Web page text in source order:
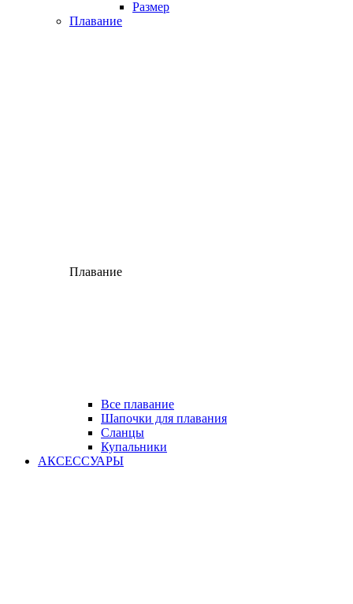
Размер
Плавание
Плавание
Все плавание
Шапочки для плавания
Сланцы
Купальники
АКСЕССУАРЫ